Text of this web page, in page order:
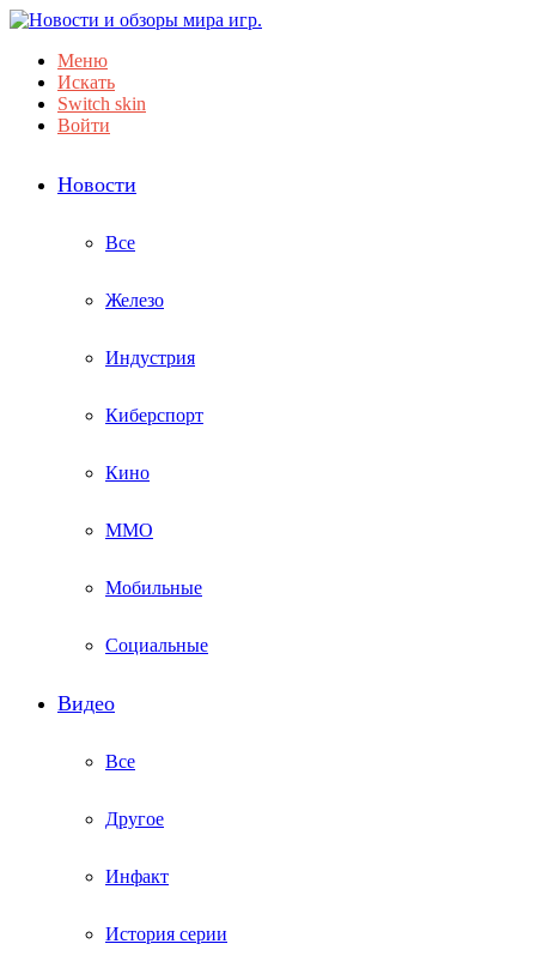
Меню
Искать
Switch skin
Войти
Новости
Все
Железо
Индустрия
Киберспорт
Кино
ММО
Мобильные
Социальные
Видео
Все
Другое
Инфакт
История серии